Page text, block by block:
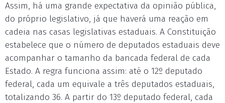
Assim, há uma grande expectativa da opinião pública,
do próprio legislativo, já que haverá uma reação em
cadeia nas casas legislativas estaduais. A Constituição
estabelece que o número de deputados estaduais deve
acompanhar o tamanho da bancada federal de cada
Estado. A regra funciona assim: até o 12º deputado
federal, cada um equivale a três deputados estaduais,
totalizando 36. A partir do 13º deputado federal, cada